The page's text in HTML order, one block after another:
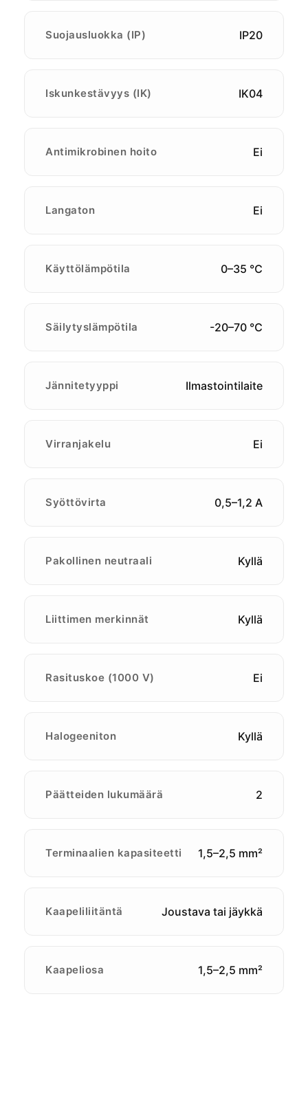
Suojausluokka (IP) IP20
Iskunkestävyys (IK) IK04
Antimikrobinen hoito Ei
Langaton Ei
Käyttölämpötila 0–35 ℃
Säilytyslämpötila -20–70 ℃
Jännitetyyppi Ilmastointilaite
Virranjakelu Ei
Syöttövirta 0,5–1,2 A
Pakollinen neutraali Kyllä
Liittimen merkinnät Kyllä
Rasituskoe (1000 V) Ei
Halogeeniton Kyllä
Päätteiden lukumäärä 2
Terminaalien kapasiteetti 1,5–2,5 mm²
Kaapeliliitäntä Joustava tai jäykkä
Kaapeliosa 1,5–2,5 mm²